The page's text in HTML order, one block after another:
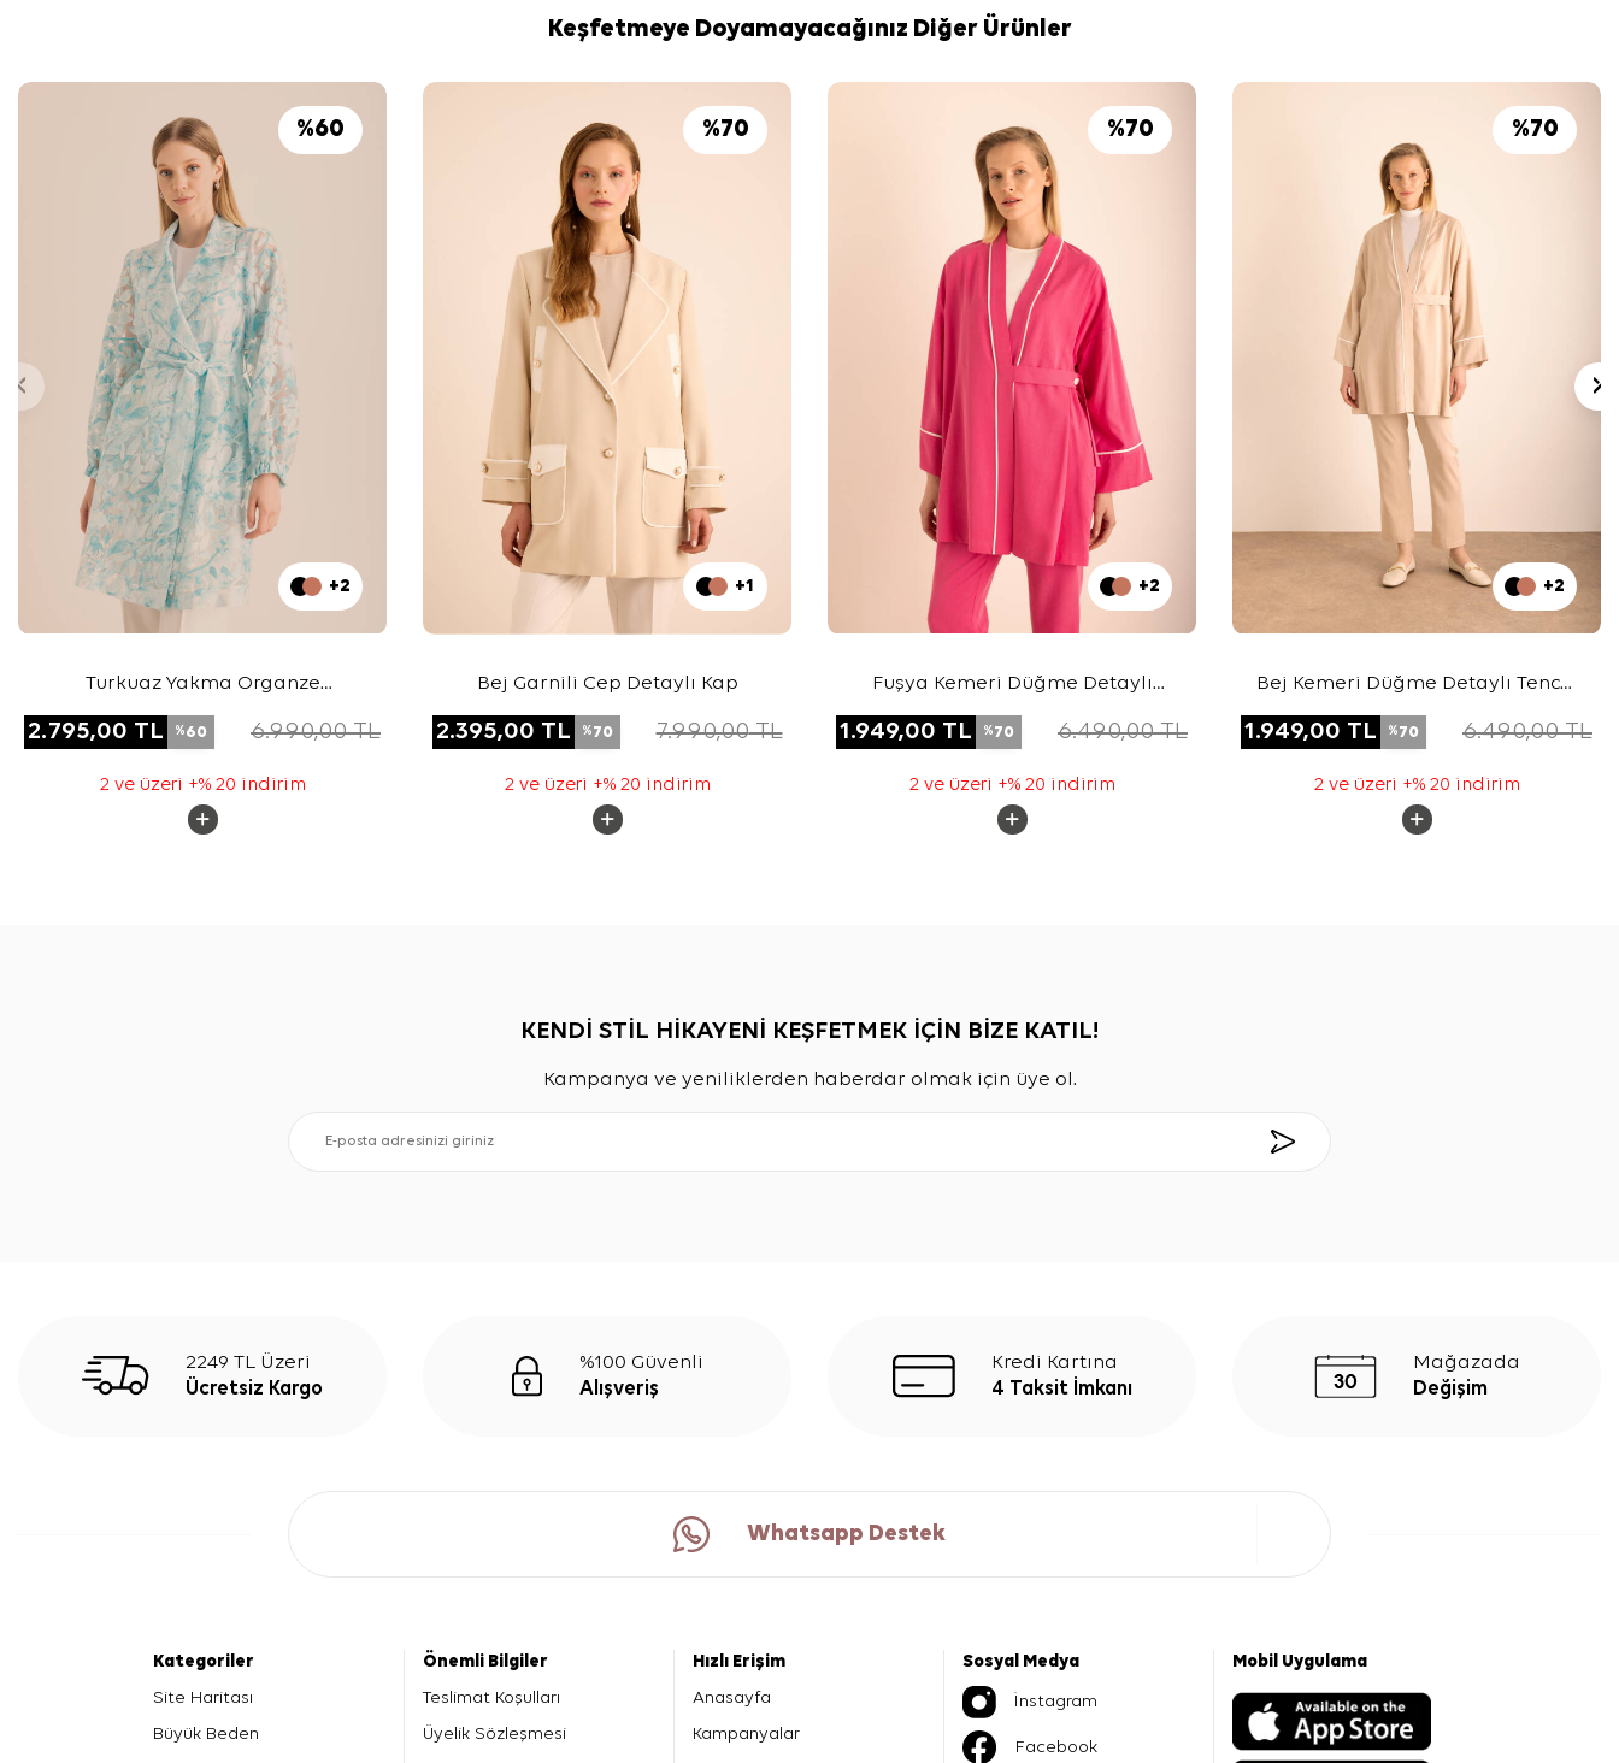
Keşfetmeye Doyamayacağınız Diğer Ürünler
%60
+2
Turkuaz Yakma Organze
2.795,00 TL %60 6.990,00TL
2 ve üzeri +% 20 indirim
%70
+1
Bej Garnili Cep Detaylı Kap
2.395,00 TL %70 7.990,00TL
2 ve üzeri +% 20 indirim
%70
+2
Fuşya Kemeri Düğme Detaylı
1.949,00 TL %70 6.490,00TL
2 ve üzeri +% 20 indirim
%70
+2
Bej Kemeri Düğme Detaylı Tencel
1.949,00 TL %70 6.490,00TL
2 ve üzeri +% 20 indirim
KENDİ STİL HİKAYENİ KEŞFETMEK İÇİN BİZE KATIL!
Kampanya ve yeniliklerden haberdar olmak için üye ol.
2249 TL Üzeri
Ücretsiz Kargo
%100 Güvenli
Alışveriş
Kredi Kartına
4 Taksit İmkanı
Mağazada
Değişim
Whatsapp Destek
Kategoriler
Site Haritası
Büyük Beden
Önemli Bilgiler
Teslimat Koşulları
Üyelik Sözleşmesi
Hızlı Erişim
Anasayfa
Kampanyalar
Sosyal Medya
İnstagram
Facebook
Mobil Uygulama